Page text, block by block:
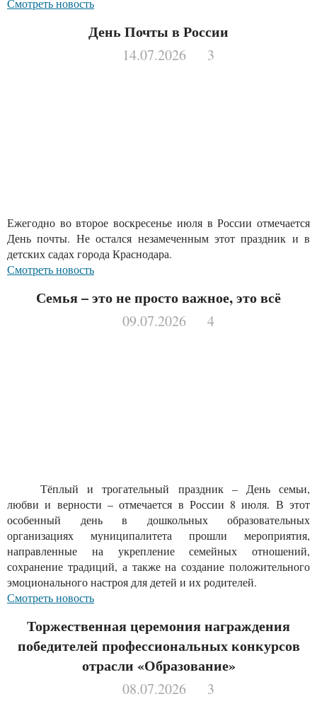
Смотреть новость
День Почты в России
14.07.2026 3
Ежегодно во второе воскресенье июля в России отмечается
День почты. Не остался незамеченным этот праздник и в
детских садах города Краснодара.
Смотреть новость
Семья – это не просто важное, это всё
09.07.2026 4
Тёплый и трогательный праздник – День семьи,
любви и верности – отмечается в России 8 июля. В этот
особенный день в дошкольных образовательных
организациях муниципалитета прошли мероприятия,
направленные на укрепление семейных отношений,
сохранение традиций, а также на создание положительного
эмоционального настроя для детей и их родителей.
Смотреть новость
Торжественная церемония награждения
победителей профессиональных конкурсов
отрасли «Образование»
08.07.2026 3